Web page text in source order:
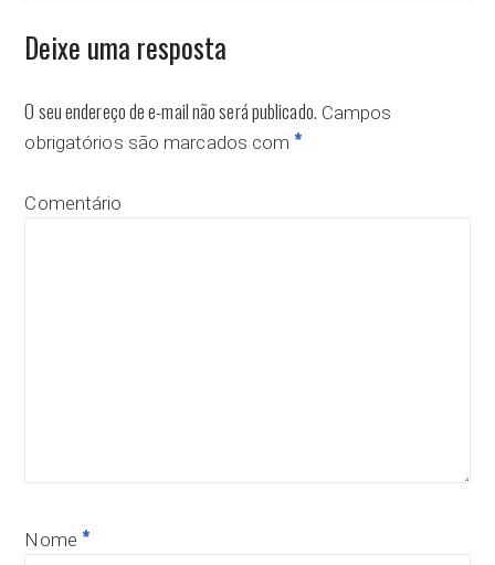
Deixe uma resposta
O seu endereço de e-mail não será publicado. Campos
obrigatórios são marcados com *
Comentário
Nome *